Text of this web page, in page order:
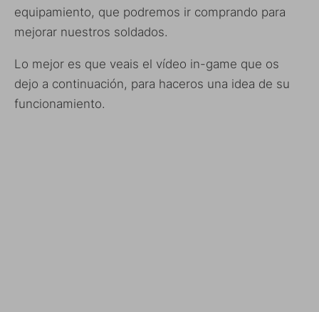
equipamiento, que podremos ir comprando para
mejorar nuestros soldados.
Lo mejor es que veais el vídeo in-game que os
dejo a continuación, para haceros una idea de su
funcionamiento.